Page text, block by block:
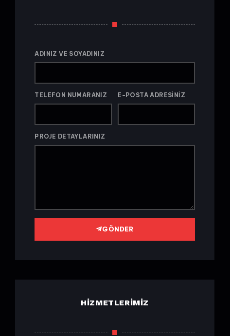
ADINIZ VE SOYADINIZ
TELEFON NUMARANIZ E-POSTA ADRESINIZ
PROJE DETAYLARINIZ
GÖNDER
HIZMETLERIMIZ